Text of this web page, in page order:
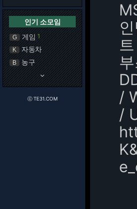
인기 소모임
G 게임 1
K 자동차
B 농구
keyboard_arrow_down
ⓒ TE31.COM
/
/